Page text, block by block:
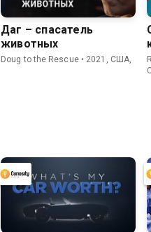
Даг – спасатель
животных
Doug to the Rescue • 2021, США,